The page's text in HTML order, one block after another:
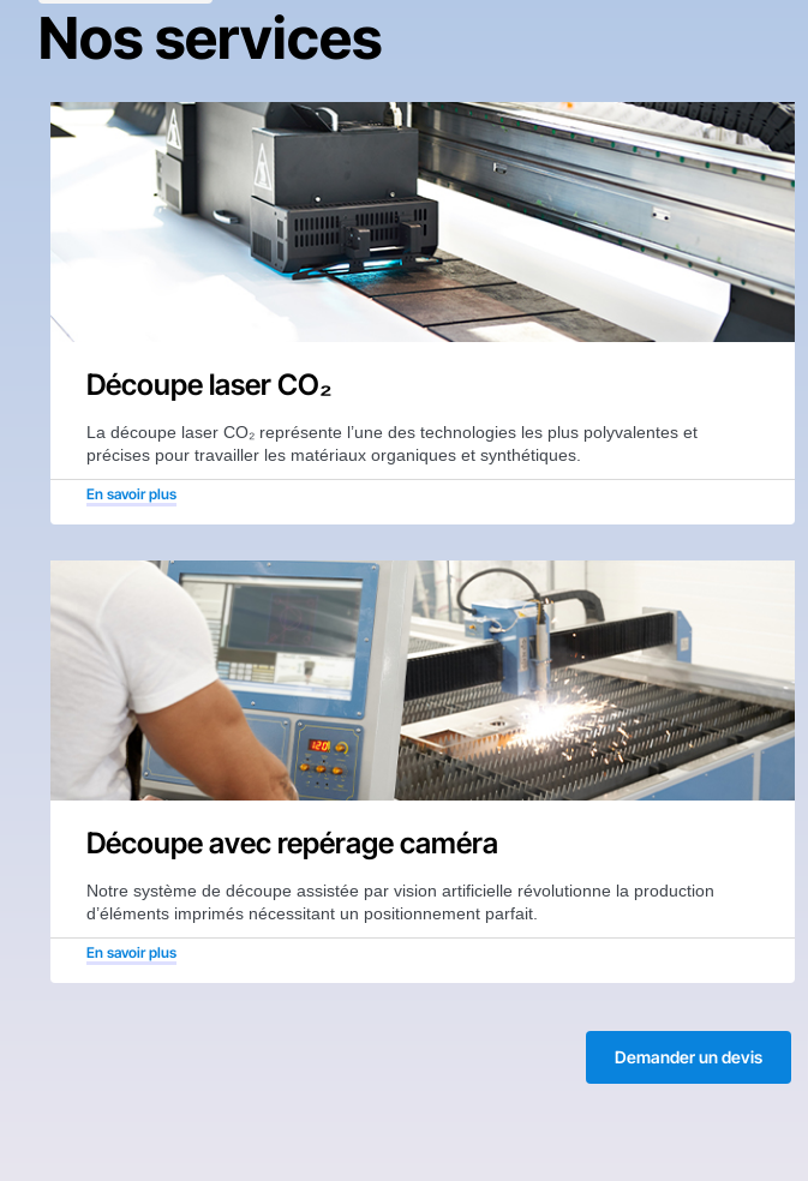
Nos services
Découpe laser CO₂
La découpe laser CO₂ représente l’une des technologies les plus polyvalentes et
précises pour travailler les matériaux organiques et synthétiques.
En savoir plus
Découpe avec repérage caméra
Notre système de découpe assistée par vision artificielle révolutionne la production
d’éléments imprimés nécessitant un positionnement parfait.
En savoir plus
Demander un devis